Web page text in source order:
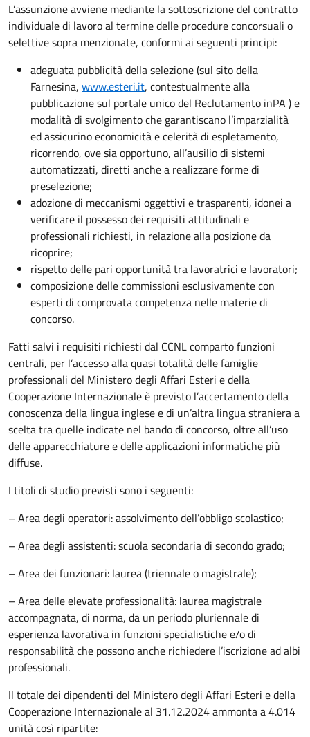
L’assunzione avviene mediante la sottoscrizione del contratto
individuale di lavoro al termine delle procedure concorsuali o
selettive sopra menzionate, conformi ai seguenti principi:
adeguata pubblicità della selezione (sul sito della
Farnesina, www.esteri.it, contestualmente alla
pubblicazione sul portale unico del Reclutamento inPA ) e
modalità di svolgimento che garantiscano l’imparzialità
ed assicurino economicità e celerità di espletamento,
ricorrendo, ove sia opportuno, all’ausilio di sistemi
automatizzati, diretti anche a realizzare forme di
preselezione;
adozione di meccanismi oggettivi e trasparenti, idonei a
verificare il possesso dei requisiti attitudinali e
professionali richiesti, in relazione alla posizione da
ricoprire;
rispetto delle pari opportunità tra lavoratrici e lavoratori;
composizione delle commissioni esclusivamente con
esperti di comprovata competenza nelle materie di
concorso.
Fatti salvi i requisiti richiesti dal CCNL comparto funzioni
centrali, per l’accesso alla quasi totalità delle famiglie
professionali del Ministero degli Affari Esteri e della
Cooperazione Internazionale è previsto l’accertamento della
conoscenza della lingua inglese e di un’altra lingua straniera a
scelta tra quelle indicate nel bando di concorso, oltre all’uso
delle apparecchiature e delle applicazioni informatiche più
diffuse.
I titoli di studio previsti sono i seguenti:
– Area degli operatori: assolvimento dell’obbligo scolastico;
– Area degli assistenti: scuola secondaria di secondo grado;
– Area dei funzionari: laurea (triennale o magistrale);
– Area delle elevate professionalità: laurea magistrale
accompagnata, di norma, da un periodo pluriennale di
esperienza lavorativa in funzioni specialistiche e/o di
responsabilità che possono anche richiedere l’iscrizione ad albi
professionali.
Il totale dei dipendenti del Ministero degli Affari Esteri e della
Cooperazione Internazionale al 31.12.2024 ammonta a 4.014
unità così ripartite: